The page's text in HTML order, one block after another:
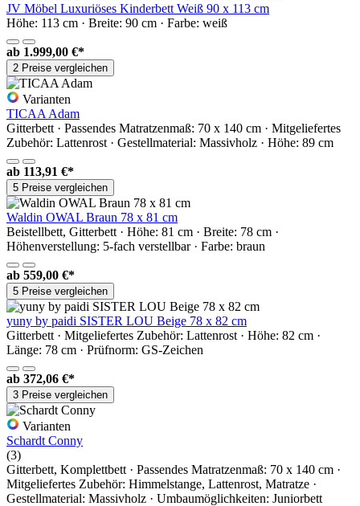
JV Möbel Luxuriöses Kinderbett Weiß 90 x 113 cm
Höhe: 113 cm · Breite: 90 cm · Farbe: weiß
ab 1.999,00 €*
2 Preise vergleichen
Varianten
TICAA Adam
Gitterbett · Passendes Matratzenmaß: 70 x 140 cm · Mitgeliefertes
Zubehör: Lattenrost · Gestellmaterial: Massivholz · Höhe: 89 cm
ab 113,91 €*
5 Preise vergleichen
Waldin OWAL Braun 78 x 81 cm
Beistellbett, Gitterbett · Höhe: 81 cm · Breite: 78 cm ·
Höhenverstellung: 5-fach verstellbar · Farbe: braun
ab 559,00 €*
5 Preise vergleichen
yuny by paidi SISTER LOU Beige 78 x 82 cm
Gitterbett · Mitgeliefertes Zubehör: Lattenrost · Höhe: 82 cm ·
Länge: 78 cm · Prüfnorm: GS-Zeichen
ab 372,06 €*
3 Preise vergleichen
Varianten
Schardt Conny
(3)
Gitterbett, Komplettbett · Passendes Matratzenmaß: 70 x 140 cm ·
Mitgeliefertes Zubehör: Himmelstange, Lattenrost, Matratze ·
Gestellmaterial: Massivholz · Umbaumöglichkeiten: Juniorbett